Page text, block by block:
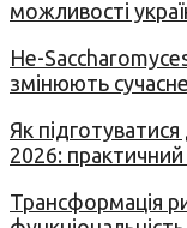
можливості
Не-
змінюють
Як
2026:
Трансформація